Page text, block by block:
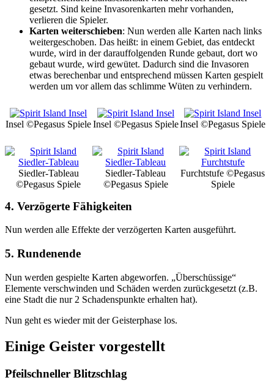
gesetzt. Sind keine Invasorenkarten mehr vorhanden,
verlieren die Spieler.
Karten weiterschieben: Nun werden alle Karten nach links
weitergeschoben. Das heißt: in einem Gebiet, das entdeckt
wurde, wird in der darauffolgenden Runde gebaut, dort wo
gebaut wurde, wird gewütet. Dadurch sind die Invasoren
etwas berechenbar und entsprechend müssen Karten gespielt
werden um vor allem das schlimme Wüten zu verhindern.
Insel ©Pegasus SpieleInsel ©Pegasus SpieleInsel ©Pegasus Spiele
Siedler-Tableau
©Pegasus Spiele
Siedler-Tableau
©Pegasus Spiele
Furchtstufe ©Pegasus
Spiele
4. Verzögerte Fähigkeiten
Nun werden alle Effekte der verzögerten Karten ausgeführt.
5. Rundenende
Nun werden gespielte Karten abgeworfen. „Überschüssige“
Elemente verschwinden und Schäden werden zurückgesetzt (z.B.
eine Stadt die nur 2 Schadenspunkte erhalten hat).
Nun geht es wieder mit der Geisterphase los.
Einige Geister vorgestellt
Pfeilschneller Blitzschlag